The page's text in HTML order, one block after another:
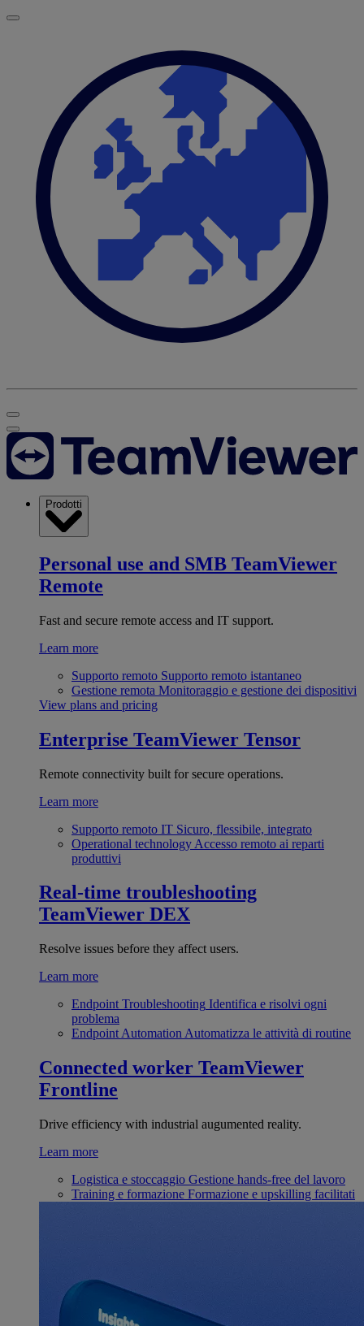
Prodotti
Personal use and SMB TeamViewer
Remote
Fast and secure remote access and IT support.
Learn more
Supporto remoto Supporto remoto istantaneo
Gestione remota Monitoraggio e gestione dei dispositivi
View plans and pricing
Enterprise TeamViewer Tensor
Remote connectivity built for secure operations.
Learn more
Supporto remoto IT Sicuro, flessibile, integrato
Operational technology Accesso remoto ai reparti
produttivi
Real-time troubleshooting
TeamViewer DEX
Resolve issues before they affect users.
Learn more
Endpoint Troubleshooting Identifica e risolvi ogni
problema
Endpoint Automation Automatizza le attività di routine
Connected worker TeamViewer
Frontline
Drive efficiency with industrial augumented reality.
Learn more
Logistica e stoccaggio Gestione hands-free del lavoro
Training e formazione Formazione e upskilling facilitati